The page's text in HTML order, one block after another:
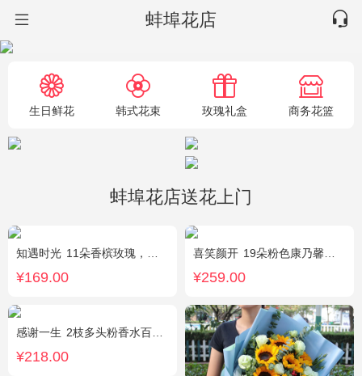
蚌埠花店
生日鲜花 韩式花束 玫瑰礼盒 商务花篮
蚌埠花店送花上门
知遇时光 11朵香槟玫瑰，白桔梗、尤加利、满天星间插
¥169.00
喜笑颜开 19朵粉色康乃馨，2枝多头白百合，满天星、绿叶搭配
¥259.00
感谢一生 2枝多头粉香水百合，11枝粉康乃馨，满天星+绿叶适量。
¥218.00